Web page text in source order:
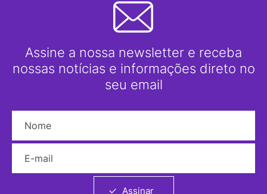
Assine a nossa newsletter e receba
nossas notícias e informações direto no
seu email
Assinar